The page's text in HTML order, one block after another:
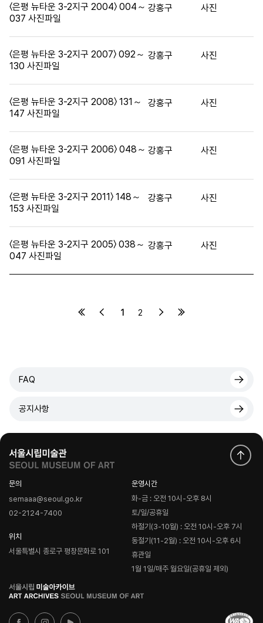
〈은평 뉴타운 3-2지구 2004〉 004～
037 사진파일
강홍구 사진
〈은평 뉴타운 3-2지구 2007〉 092～
130 사진파일
강홍구 사진
〈은평 뉴타운 3-2지구 2008〉 131～
147 사진파일
강홍구 사진
〈은평 뉴타운 3-2지구 2006〉 048～
091 사진파일
강홍구 사진
〈은평 뉴타운 3-2지구 2011〉 148～
153 사진파일
강홍구 사진
〈은평 뉴타운 3-2지구 2005〉 038～
047 사진파일
강홍구 사진
1 2
FAQ
공지사항
문의
semaaa@seoul.go.kr
02-2124-7400
위치
서울특별시 종로구 평창문화로 101
운영시간
화-금 : 오전 10시-오후 8시
토/일/공휴일
하절기(3-10월) : 오전 10시-오후 7시
동절기(11-2월) : 오전 10시-오후 6시
휴관일
1월 1일/매주 월요일(공휴일 제외)
로
고